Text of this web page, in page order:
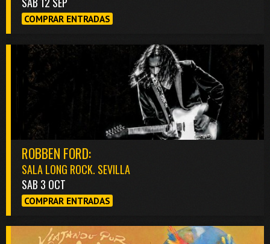
COMPRAR ENTRADAS
ROBBEN FORD:
SALA LONG ROCK. SEVILLA
SAB 3 OCT
COMPRAR ENTRADAS